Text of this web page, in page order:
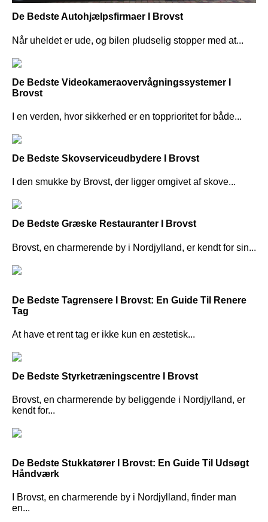
De Bedste Autohjælpsfirmaer I Brovst
Når uheldet er ude, og bilen pludselig stopper med at...
De Bedste Videokameraovervågningssystemer I
Brovst
I en verden, hvor sikkerhed er en topprioritet for både...
De Bedste Skovserviceudbydere I Brovst
I den smukke by Brovst, der ligger omgivet af skove...
De Bedste Græske Restauranter I Brovst
Brovst, en charmerende by i Nordjylland, er kendt for sin...
De Bedste Tagrensere I Brovst: En Guide Til Renere
Tag
At have et rent tag er ikke kun en æstetisk...
De Bedste Styrketræningscentre I Brovst
Brovst, en charmerende by beliggende i Nordjylland, er
kendt for...
De Bedste Stukkatører I Brovst: En Guide Til Udsøgt
Håndværk
I Brovst, en charmerende by i Nordjylland, finder man
en...